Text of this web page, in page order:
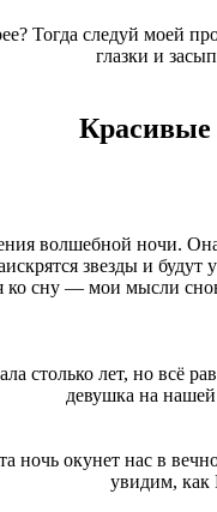
Тогда следуй моей
глазки и
Красивые
волшебной ночи. Она
звезды и
ко сну — мои мысли
столько лет, но всё
девушка на
окунет нас в
увидим, как